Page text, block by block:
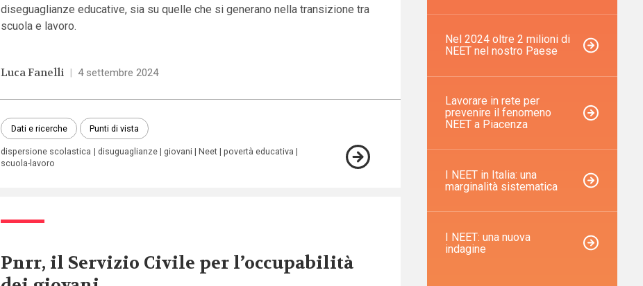
diseguaglianze educative, sia su quelle che si generano nella transizione tra
scuola e lavoro.
Luca Fanelli | 4 settembre 2024
Dati e ricerche Punti di vista
dispersione scolastica disuguaglianze giovani Neet
povertà educativa
scuola-lavoro
Pnrr, il Servizio Civile per l’occupabilità
Nel 2024 oltre 2 milioni di
NEET nel nostro Paese
Lavorare in rete per
prevenire il fenomeno
NEET a Piacenza
I NEET in Italia: una
marginalità sistematica
I NEET: una nuova
indagine